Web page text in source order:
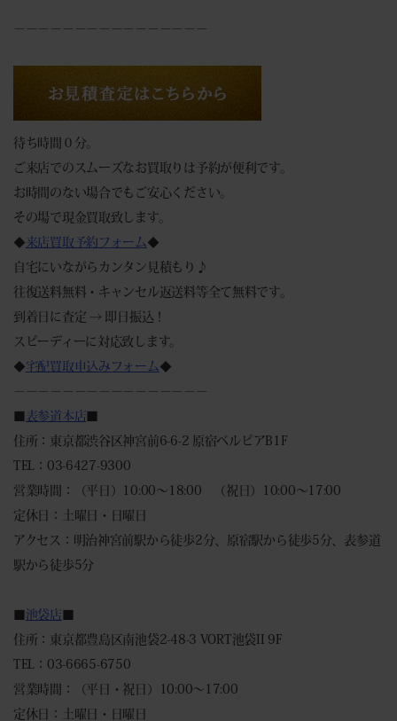
－－－－－－－－－－－－－－－－
待ち時間０分。
ご来店でのスムーズなお買取りは予約が便利です。
お時間のない場合でもご安心ください。
その場で現金買取致します。
◆ 来店買取予約フォーム ◆
自宅にいながらカンタン見積もり♪
往復送料無料・キャンセル返送料等全て無料です。
到着日に査定 → 即日振込！
スピーディーに対応致します。
◆宅配買取申込みフォーム ◆
－－－－－－－－－－－－－－－－
表参道本店
住所：東京都渋谷区神宮前6-6-2 原宿ベルピアB1F
TEL：03-6427-9300
営業時間：（平日）10:00～18:00 （祝日）10:00～17:00
定休日：土曜日・日曜日
アクセス：明治神宮前駅から徒歩2分、原宿駅から徒歩5分、表参道
駅から徒歩5分
池袋店
住所：東京都豊島区南池袋2-48-3 VORT池袋II 9F
TEL：03-6665-6750
営業時間：（平日・祝日）10:00～17:00
定休日：土曜日・日曜日